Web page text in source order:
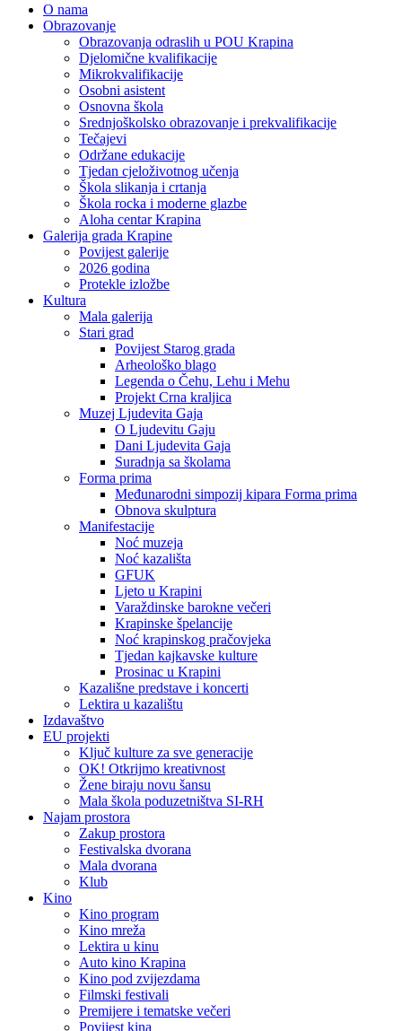
O nama
Obrazovanje
Obrazovanja odraslih u POU Krapina
Djelomične kvalifikacije
Mikrokvalifikacije
Osobni asistent
Osnovna škola
Srednjoškolsko obrazovanje i prekvalifikacije
Tečajevi
Održane edukacije
Tjedan cjeloživotnog učenja
Škola slikanja i crtanja
Škola rocka i moderne glazbe
Aloha centar Krapina
Galerija grada Krapine
Povijest galerije
2026 godina
Protekle izložbe
Kultura
Mala galerija
Stari grad
Povijest Starog grada
Arheološko blago
Legenda o Čehu, Lehu i Mehu
Projekt Crna kraljica
Muzej Ljudevita Gaja
O Ljudevitu Gaju
Dani Ljudevita Gaja
Suradnja sa školama
Forma prima
Međunarodni simpozij kipara Forma prima
Obnova skulptura
Manifestacije
Noć muzeja
Noć kazališta
GFUK
Ljeto u Krapini
Varaždinske barokne večeri
Krapinske špelancije
Noć krapinskog pračovjeka
Tjedan kajkavske kulture
Prosinac u Krapini
Kazališne predstave i koncerti
Lektira u kazalištu
Izdavaštvo
EU projekti
Ključ kulture za sve generacije
OK! Otkrijmo kreativnost
Žene biraju novu šansu
Mala škola poduzetništva SI-RH
Najam prostora
Zakup prostora
Festivalska dvorana
Mala dvorana
Klub
Kino
Kino program
Kino mreža
Lektira u kinu
Auto kino Krapina
Kino pod zvijezdama
Filmski festivali
Premijere i tematske večeri
Povijest kina